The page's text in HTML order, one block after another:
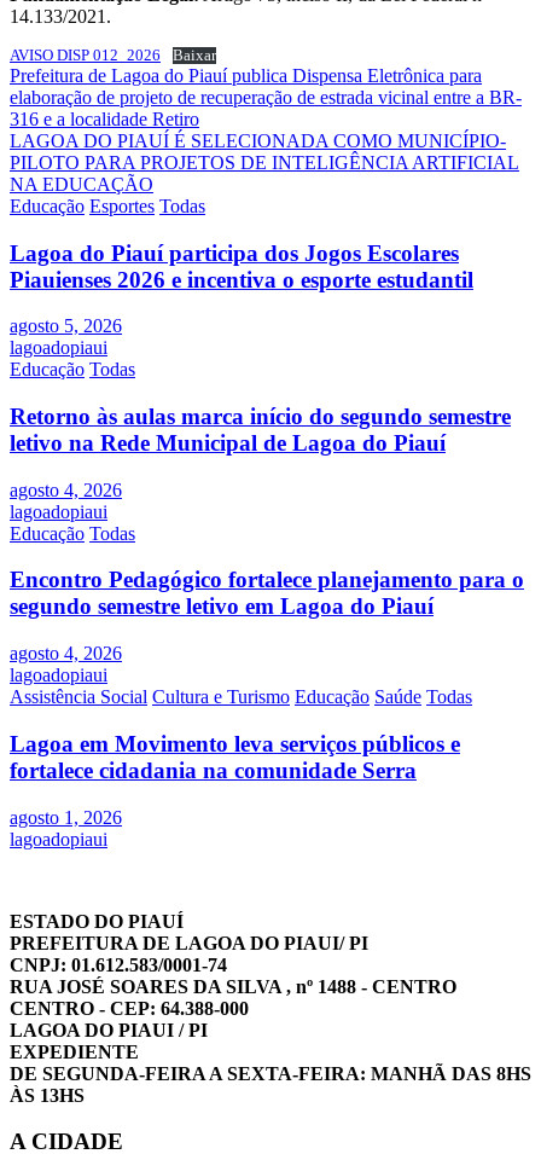
14.133/2021.
AVISO DISP 012_2026 Baixar
Navegação
de
Post
Prefeitura de Lagoa do Piauí publica Dispensa Eletrônica para
elaboração de projeto de recuperação de estrada vicinal entre a BR-
316 e a localidade Retiro
LAGOA DO PIAUÍ É SELECIONADA COMO MUNICÍPIO-
PILOTO PARA PROJETOS DE INTELIGÊNCIA ARTIFICIAL
NA EDUCAÇÃO
Educação Esportes Todas
Lagoa do Piauí participa dos Jogos Escolares
Piauienses 2026 e incentiva o esporte estudantil
agosto 5, 2026
lagoadopiaui
Educação Todas
Retorno às aulas marca início do segundo semestre
letivo na Rede Municipal de Lagoa do Piauí
agosto 4, 2026
lagoadopiaui
Educação Todas
Encontro Pedagógico fortalece planejamento para o
segundo semestre letivo em Lagoa do Piauí
agosto 4, 2026
lagoadopiaui
Assistência Social Cultura e Turismo Educação Saúde Todas
Lagoa em Movimento leva serviços públicos e
fortalece cidadania na comunidade Serra
agosto 1, 2026
lagoadopiaui
ESTADO DO PIAUÍ
PREFEITURA DE LAGOA DO PIAUI/ PI
CNPJ: 01.612.583/0001-74
RUA JOSÉ SOARES DA SILVA , nº 1488 - CENTRO
CENTRO - CEP: 64.388-000
LAGOA DO PIAUI / PI
EXPEDIENTE
DE SEGUNDA-FEIRA A SEXTA-FEIRA: MANHÃ DAS 8HS
ÀS 13HS
A CIDADE